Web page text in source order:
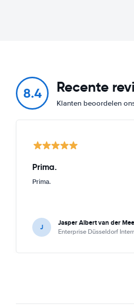
8.4 Recente
Klanten beoordelen
Prima.
Prima.
J Jasper Albert van der
Enterprise Düsseldorf